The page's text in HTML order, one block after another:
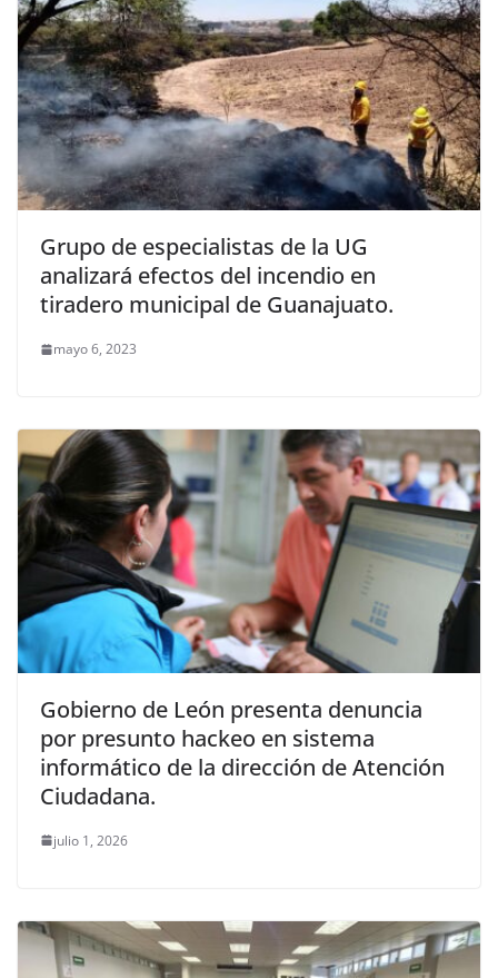
Grupo de especialistas de la UG
analizará efectos del incendio en
tiradero municipal de Guanajuato.
mayo 6, 2023
Gobierno de León presenta denuncia
por presunto hackeo en sistema
informático de la dirección de Atención
Ciudadana.
julio 1, 2026